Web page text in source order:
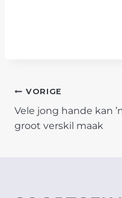
POST
VORIGE
Vele jong hande kan
groot verskil maak